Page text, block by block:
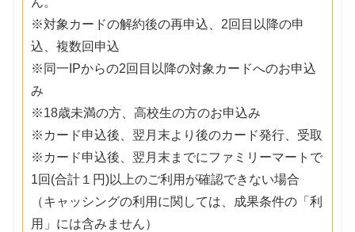
※対象カードの解約後の再申込、2回目以降の申
込、複数回申込
※同一IPからの2回目以降の対象カードへのお申込
み
※18歳未満の方、高校生の方のお申込み
※カード申込後、翌月末より後のカード発行、受取
※カード申込後、翌月末までにファミリーマートで
1回(合計１円)以上のご利用が確認できない場合
（キャッシングの利用に関しては、成果条件の「利
用」には含みません）